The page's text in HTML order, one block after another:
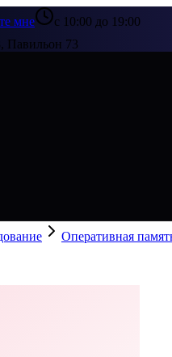
мне
с 10:00 до 19:00
Павильон 73
Оперативная